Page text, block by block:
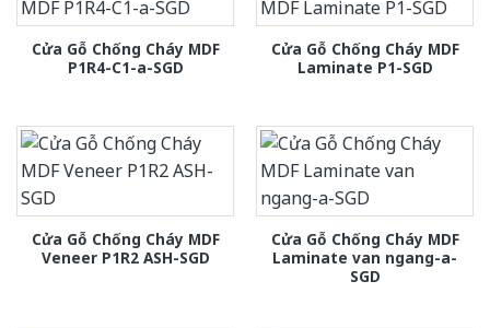
Cửa Gỗ Chống Cháy MDF
P1R4-C1-a-SGD
Cửa Gỗ Chống Cháy MDF
Laminate P1-SGD
Cửa Gỗ Chống Cháy MDF
Veneer P1R2 ASH-SGD
Cửa Gỗ Chống Cháy MDF
Laminate van ngang-a-
SGD